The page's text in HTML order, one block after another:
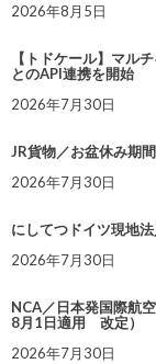
2026年8月5日
【トドケール】マル
とのAPI連携を開始
2026年7月30日
JR貨物／お盆休み期
2026年7月30日
にしてつドイツ現地
2026年7月30日
NCA／日本発国際航
8月1日適用 改定）
2026年7月30日